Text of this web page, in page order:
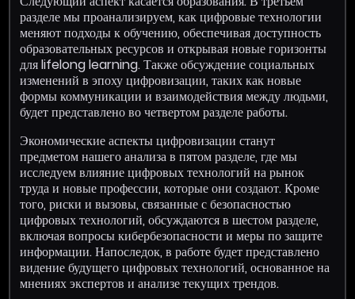
разделе мы проанализируем, как цифровые технологии
меняют подходы к обучению, обеспечивая доступность
образовательных ресурсов и открывая новые горизонты
для lifelong learning. Также обсуждение социальных
изменений в эпоху цифровизации, таких как новые
формы коммуникации и взаимодействия между людьми,
будет представлено во четвертом разделе работы.
Экономические аспекты цифровизации станут
предметом нашего анализа в пятом разделе, где мы
исследуем влияние цифровых технологий на рынок
труда и новые профессии, которые они создают. Кроме
того, риски и вызовы, связанные с безопасностью
цифровых технологий, обсуждаются в шестом разделе,
включая вопросы кибербезопасности и меры по защите
информации. Напоследок, в работе будет представлено
видение будущего цифровых технологий, основанное на
мнениях экспертов и анализе текущих трендов.